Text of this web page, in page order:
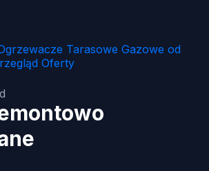
Tarasowe Gazowe od
Oferty